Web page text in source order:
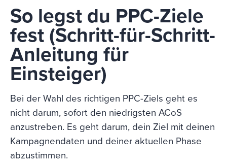
So legst du PPC-Ziele
fest (Schritt-für-Schritt-
Anleitung für
Einsteiger)
Bei der Wahl des richtigen PPC-Ziels geht es
nicht darum, sofort den niedrigsten ACoS
anzustreben. Es geht darum, dein Ziel mit deinen
Kampagnendaten und deiner aktuellen Phase
abzustimmen.